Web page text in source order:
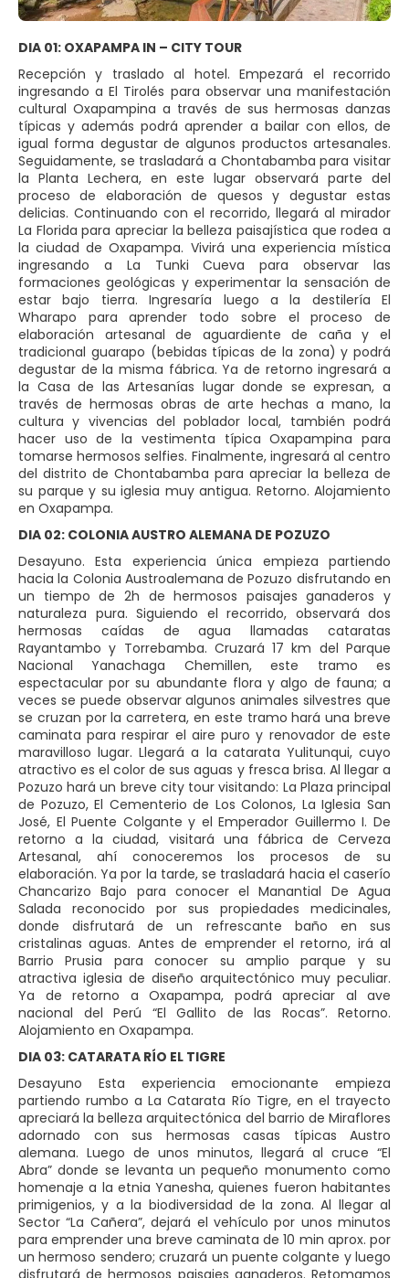
DIA 01: OXAPAMPA IN – CITY TOUR
Recepción y traslado al hotel. Empezará el recorrido
ingresando a El Tirolés para observar una manifestación
cultural Oxapampina a través de sus hermosas danzas
típicas y además podrá aprender a bailar con ellos, de
igual forma degustar de algunos productos artesanales.
Seguidamente, se trasladará a Chontabamba para visitar
la Planta Lechera, en este lugar observará parte del
proceso de elaboración de quesos y degustar estas
delicias. Continuando con el recorrido, llegará al mirador
La Florida para apreciar la belleza paisajística que rodea a
la ciudad de Oxapampa. Vivirá una experiencia mística
ingresando a La Tunki Cueva para observar las
formaciones geológicas y experimentar la sensación de
estar bajo tierra. Ingresaría luego a la destilería El
Wharapo para aprender todo sobre el proceso de
elaboración artesanal de aguardiente de caña y el
tradicional guarapo (bebidas típicas de la zona) y podrá
degustar de la misma fábrica. Ya de retorno ingresará a
la Casa de las Artesanías lugar donde se expresan, a
través de hermosas obras de arte hechas a mano, la
cultura y vivencias del poblador local, también podrá
hacer uso de la vestimenta típica Oxapampina para
tomarse hermosos selfies. Finalmente, ingresará al centro
del distrito de Chontabamba para apreciar la belleza de
su parque y su iglesia muy antigua. Retorno. Alojamiento
en Oxapampa.
DIA 02: COLONIA AUSTRO ALEMANA DE POZUZO
Desayuno. Esta experiencia única empieza partiendo
hacia la Colonia Austroalemana de Pozuzo disfrutando en
un tiempo de 2h de hermosos paisajes ganaderos y
naturaleza pura. Siguiendo el recorrido, observará dos
hermosas caídas de agua llamadas cataratas
Rayantambo y Torrebamba. Cruzará 17 km del Parque
Nacional Yanachaga Chemillen, este tramo es
espectacular por su abundante flora y algo de fauna; a
veces se puede observar algunos animales silvestres que
se cruzan por la carretera, en este tramo hará una breve
caminata para respirar el aire puro y renovador de este
maravilloso lugar. Llegará a la catarata Yulitunqui, cuyo
atractivo es el color de sus aguas y fresca brisa. Al llegar a
Pozuzo hará un breve city tour visitando: La Plaza principal
de Pozuzo, El Cementerio de Los Colonos, La Iglesia San
José, El Puente Colgante y el Emperador Guillermo I. De
retorno a la ciudad, visitará una fábrica de Cerveza
Artesanal, ahí conoceremos los procesos de su
elaboración. Ya por la tarde, se trasladará hacia el caserío
Chancarizo Bajo para conocer el Manantial De Agua
Salada reconocido por sus propiedades medicinales,
donde disfrutará de un refrescante baño en sus
cristalinas aguas. Antes de emprender el retorno, irá al
Barrio Prusia para conocer su amplio parque y su
atractiva iglesia de diseño arquitectónico muy peculiar.
Ya de retorno a Oxapampa, podrá apreciar al ave
nacional del Perú “El Gallito de las Rocas”. Retorno.
Alojamiento en Oxapampa.
DIA 03: CATARATA RÍO EL TIGRE
Desayuno Esta experiencia emocionante empieza
partiendo rumbo a La Catarata Río Tigre, en el trayecto
apreciará la belleza arquitectónica del barrio de Miraflores
adornado con sus hermosas casas típicas Austro
alemana. Luego de unos minutos, llegará al cruce “El
Abra” donde se levanta un pequeño monumento como
homenaje a la etnia Yanesha, quienes fueron habitantes
primigenios, y a la biodiversidad de la zona. Al llegar al
Sector “La Cañera”, dejará el vehículo por unos minutos
para emprender una breve caminata de 10 min aprox. por
un hermoso sendero; cruzará un puente colgante y luego